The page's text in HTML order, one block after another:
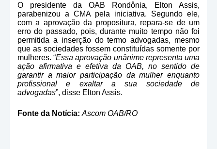
O presidente da OAB Rondônia, Elton Assis,
parabenizou a CMA pela iniciativa. Segundo ele,
com a aprovação da propositura, repara-se de um
erro do passado, pois, durante muito tempo não foi
permitida a inserção do termo advogadas, mesmo
que as sociedades fossem constituídas somente por
mulheres. “Essa aprovação unânime representa uma
ação afirmativa e efetiva da OAB, no sentido de
garantir a maior participação da mulher enquanto
profissional e exaltar a sua sociedade de
advogadas”, disse Elton Assis.
Fonte da Notícia: Ascom OAB/RO